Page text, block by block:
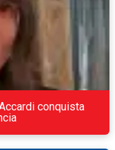
conquista